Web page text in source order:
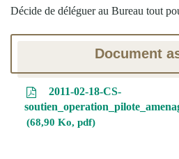
Décide de déléguer au Bureau tout
Document
2011-02-18-CS-
68,90 Ko, pdf